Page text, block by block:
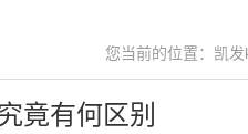
您当前的位置： 凯发
竟有何区别